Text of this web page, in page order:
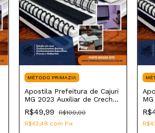
MÉTODO PRIMAZIA
Apostila Prefeitura de Cajuri
MG 2023 Auxiliar de Creche
e Maternal
R$49,99
R$100,00
R$42,49 com Pix